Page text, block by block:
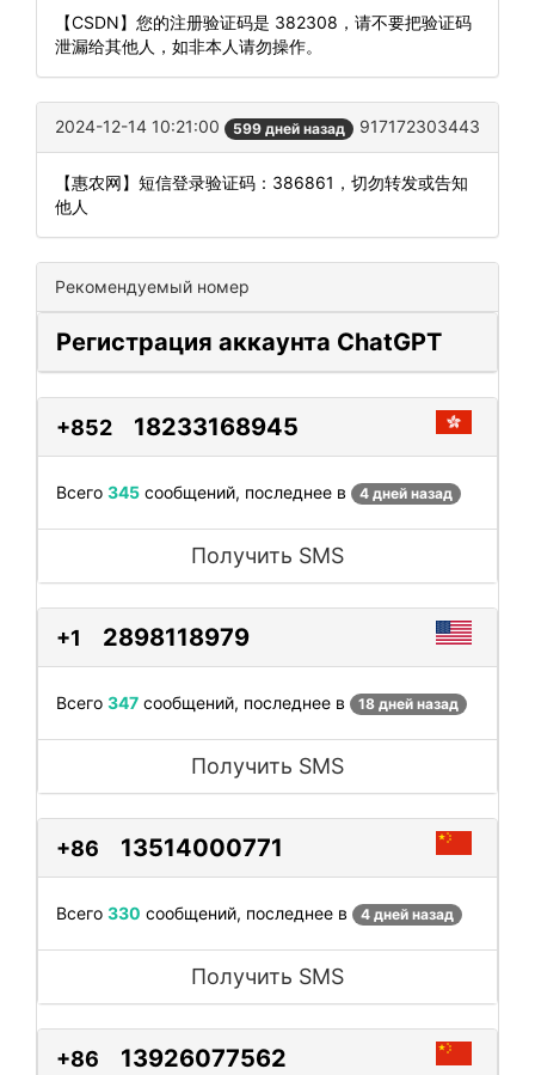
【CSDN】您的注册验证码是 382308，请不要把验证码
泄漏给其他人，如非本人请勿操作。
2024-12-14 10:21:00 599 дней назад 917172303443
【惠农网】短信登录验证码：386861，切勿转发或告知
他人
Рекомендуемый номер
Регистрация аккаунта ChatGPT
+852 18233168945
Всего 345 сообщений, последнее в 4 дней назад
Получить SMS
+1 2898118979
Всего 347 сообщений, последнее в 18 дней назад
Получить SMS
+86 13514000771
Всего 330 сообщений, последнее в 4 дней назад
Получить SMS
+86 13926077562